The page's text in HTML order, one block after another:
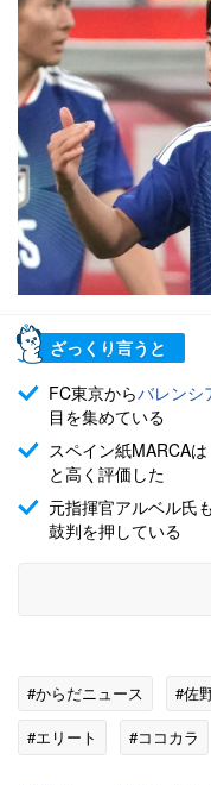
ざっくり言うと
FC東京からバレンシ
目を集めている
スペイン紙MARCA
と高く評価した
元指揮官アルベル氏
鼓判を押している
#からだニュース #佐
#エリート
#ココカラ